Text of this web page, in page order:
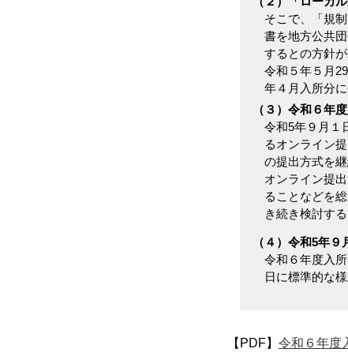
そこで、「規
書を地方公共
するとの方針が
令和５年５月
年４月入所分
（３）令和６年
令和5年９月１
るオンライン
の提出方式を
オンライン提
ることなどを
き続き検討す
（４）令和5年
令和６年度入
日に標準的な
【PDF】 令和６年度